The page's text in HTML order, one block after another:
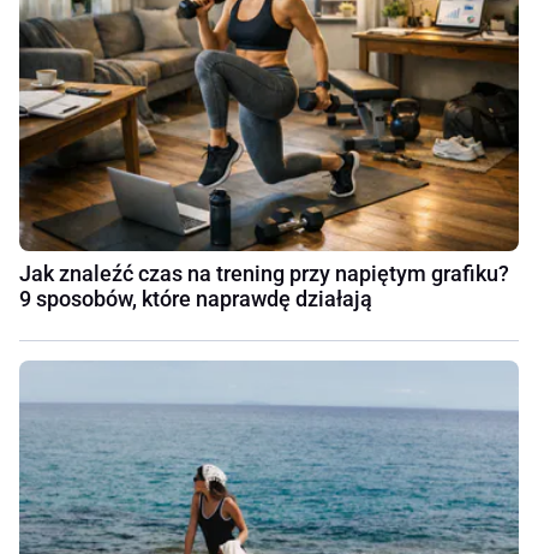
Jak znaleźć czas na trening przy napiętym grafiku?
9 sposobów, które naprawdę działają